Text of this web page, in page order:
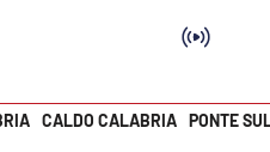
CALDO CALABRIA PONTE